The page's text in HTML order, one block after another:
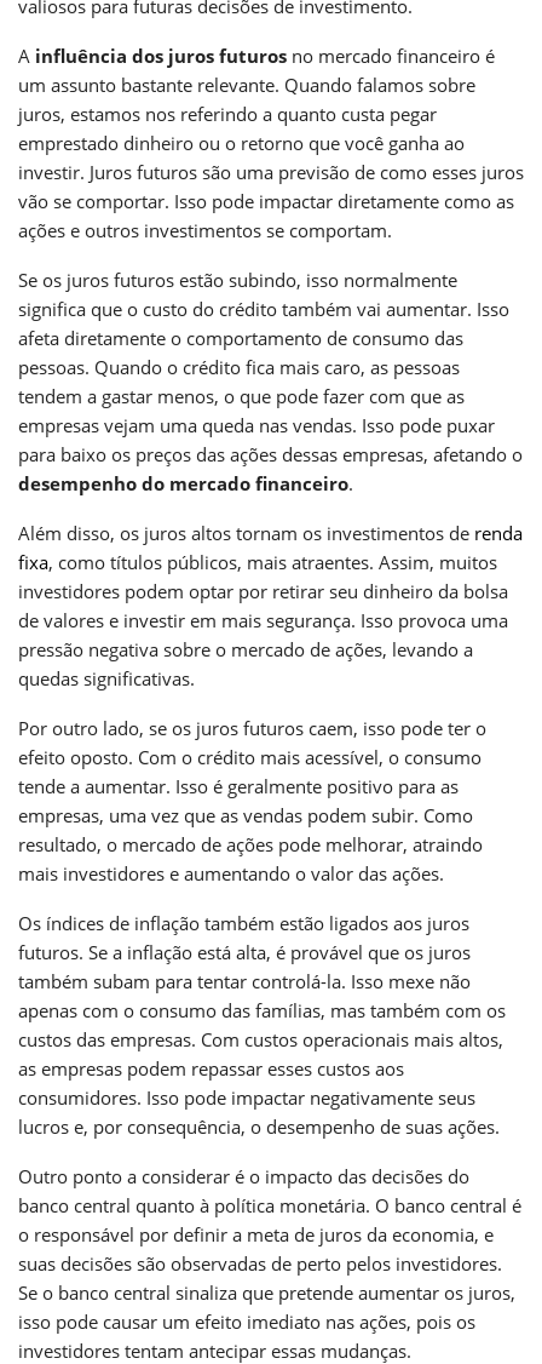
valiosos para futuras decisões de investimento.
A influência dos juros futuros no mercado financeiro é
um assunto bastante relevante. Quando falamos sobre
juros, estamos nos referindo a quanto custa pegar
emprestado dinheiro ou o retorno que você ganha ao
investir. Juros futuros são uma previsão de como esses juros
vão se comportar. Isso pode impactar diretamente como as
ações e outros investimentos se comportam.
Se os juros futuros estão subindo, isso normalmente
significa que o custo do crédito também vai aumentar. Isso
afeta diretamente o comportamento de consumo das
pessoas. Quando o crédito fica mais caro, as pessoas
tendem a gastar menos, o que pode fazer com que as
empresas vejam uma queda nas vendas. Isso pode puxar
para baixo os preços das ações dessas empresas, afetando o
desempenho do mercado financeiro.
Além disso, os juros altos tornam os investimentos de renda
fixa, como títulos públicos, mais atraentes. Assim, muitos
investidores podem optar por retirar seu dinheiro da bolsa
de valores e investir em mais segurança. Isso provoca uma
pressão negativa sobre o mercado de ações, levando a
quedas significativas.
Por outro lado, se os juros futuros caem, isso pode ter o
efeito oposto. Com o crédito mais acessível, o consumo
tende a aumentar. Isso é geralmente positivo para as
empresas, uma vez que as vendas podem subir. Como
resultado, o mercado de ações pode melhorar, atraindo
mais investidores e aumentando o valor das ações.
Os índices de inflação também estão ligados aos juros
futuros. Se a inflação está alta, é provável que os juros
também subam para tentar controlá-la. Isso mexe não
apenas com o consumo das famílias, mas também com os
custos das empresas. Com custos operacionais mais altos,
as empresas podem repassar esses custos aos
consumidores. Isso pode impactar negativamente seus
lucros e, por consequência, o desempenho de suas ações.
Outro ponto a considerar é o impacto das decisões do
banco central quanto à política monetária. O banco central é
o responsável por definir a meta de juros da economia, e
suas decisões são observadas de perto pelos investidores.
Se o banco central sinaliza que pretende aumentar os juros,
isso pode causar um efeito imediato nas ações, pois os
investidores tentam antecipar essas mudanças.